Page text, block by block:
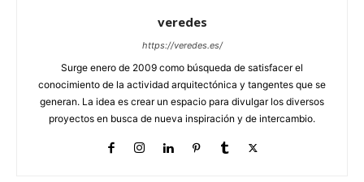
veredes
https://veredes.es/
Surge enero de 2009 como búsqueda de satisfacer el
conocimiento de la actividad arquitectónica y tangentes que se
generan. La idea es crear un espacio para divulgar los diversos
proyectos en busca de nueva inspiración y de intercambio.